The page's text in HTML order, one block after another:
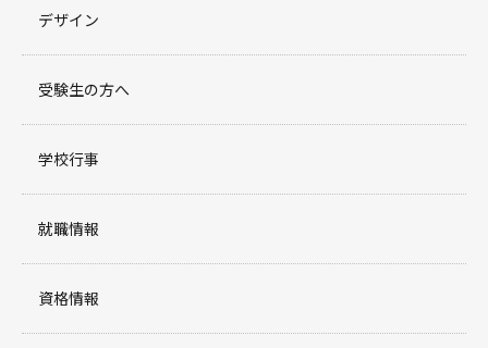
デザイン
受験生の方へ
学校行事
就職情報
資格情報